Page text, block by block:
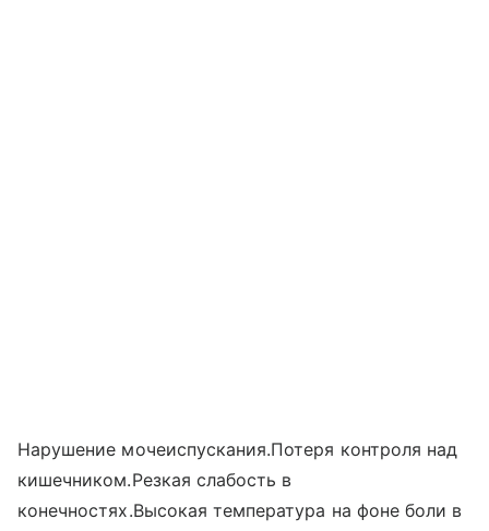
Нарушение мочеиспускания.Потеря контроля над
кишечником.Резкая слабость в
конечностях.Высокая температура на фоне боли в